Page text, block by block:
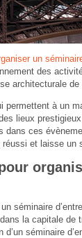
un
des
architecturale
à un
lieux
dans ces
et laisse un
séminaire
la capitale de
séminaire